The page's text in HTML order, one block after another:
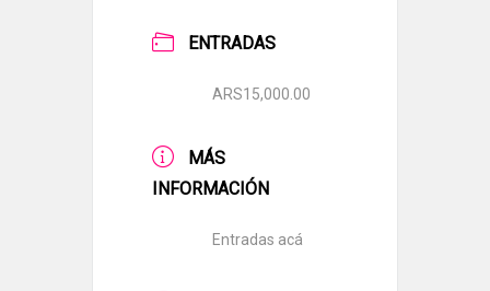
ENTRADAS
ARS15,000.00
MÁS
INFORMACIÓN
Entradas acá